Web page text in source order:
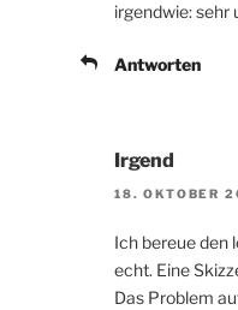
irgendwie: sehr
Antworten
Irgend
18. OKTOBER
Ich bereue den
echt. Eine
Das Problem